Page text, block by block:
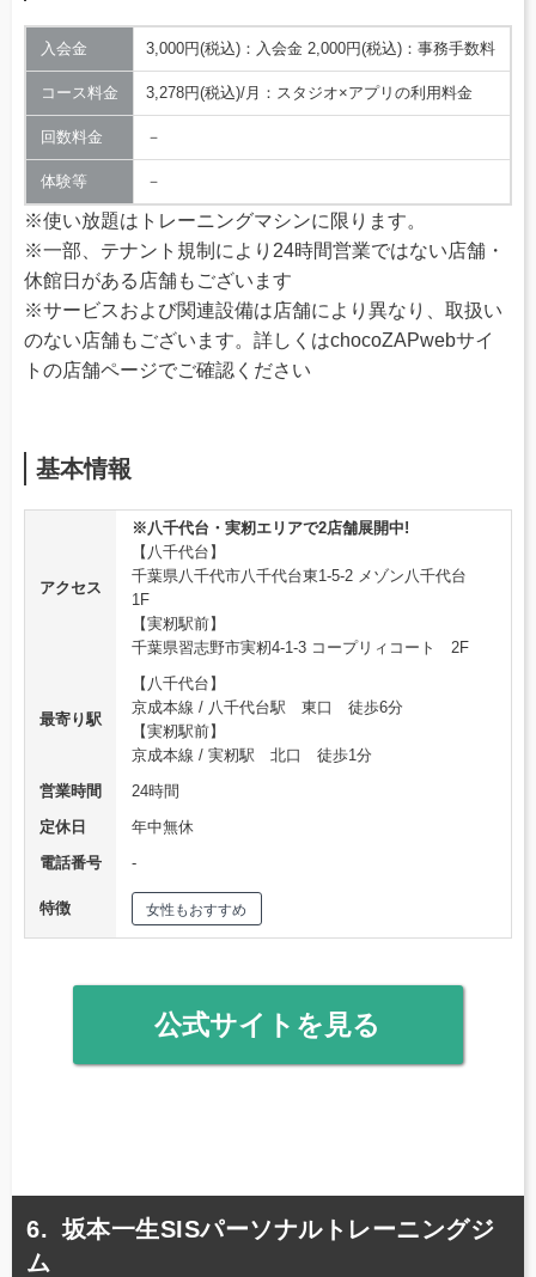
入会金 3,000円(税込)：入会金 2,000円(税込)：事務手数料
コース料金 3,278円(税込)/月：スタジオ×アプリの利用料金
回数料金 －
体験等 －
※使い放題はトレーニングマシンに限ります。
※一部、テナント規制により24時間営業ではない店舗・
休館日がある店舗もございます
※サービスおよび関連設備は店舗により異なり、取扱い
のない店舗もございます。詳しくはchocoZAPwebサイ
トの店舗ページでご確認ください
基本情報
アクセス
※八千代台・実籾エリアで2店舗展開中!
【八千代台】
千葉県八千代市八千代台東1-5-2 メゾン八千代台
1F
【実籾駅前】
千葉県習志野市実籾4-1-3 コープリィコート 2F
最寄り駅
【八千代台】
京成本線 / 八千代台駅 東口 徒歩6分
【実籾駅前】
京成本線 / 実籾駅 北口 徒歩1分
営業時間
24時間
定休日
年中無休
電話番号
‐
特徴 女性もおすすめ
公式サイトを見る
坂本一生SISパーソナルトレーニングジ
ム